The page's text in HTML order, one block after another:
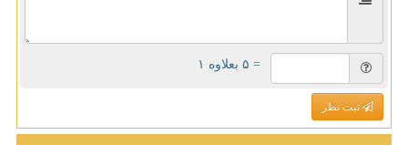
= ۵ بعلاوه ۱
ثبت نظر